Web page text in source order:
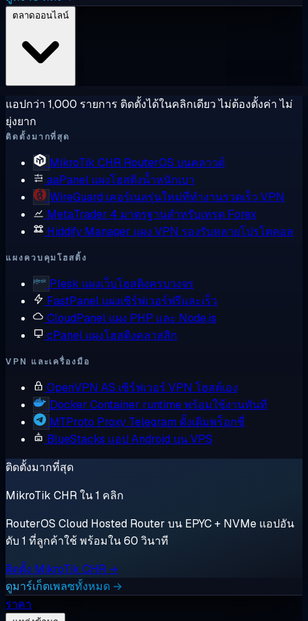
แอปกว่า 1,000 รายการ ติดตั้งได้ในคลิกเดียว ไม่ต้องตั้งค่า ไม่
ยุ่งยาก
ติดตั้งมากที่สุด
MikroTik CHR RouterOS บนคลาวด์
aaPanel แผงโฮสติงน้ำหนักเบา
WireGuard เคอร์เนลรุ่นใหม่ที่ทำงานรวดเร็ว VPN
MetaTrader 4 มาตรฐานสำหรับเทรด Forex
Hiddify Manager แผง VPN รองรับหลายโปรโตคอล
แผงควบคุมโฮสติ้ง
Plesk แผงเว็บโฮสติงครบวงจร
FastPanel แผงเซิร์ฟเวอร์ฟรีและเร็ว
CloudPanel แผง PHP และ Node.js
cPanel แผงโฮสติงคลาสสิก
VPN และเครื่องมือ
OpenVPN AS เซิร์ฟเวอร์ VPN โฮสต์เอง
Docker Container runtime พร้อมใช้งานทันที
MTProto Proxy Telegram ดั้งเดิมพร็อกซี่
BlueStacks แอป Android บน VPS
ติดตั้งมากที่สุด
MikroTik CHR ใน 1 คลิก
RouterOS Cloud Hosted Router บน EPYC + NVMe แอปอัน
ดับ 1 ที่ลูกค้าใช้ พร้อมใน 60 วินาที
ติดตั้ง MikroTik CHR →
ดูมาร์เก็ตเพลซทั้งหมด →
ราคา